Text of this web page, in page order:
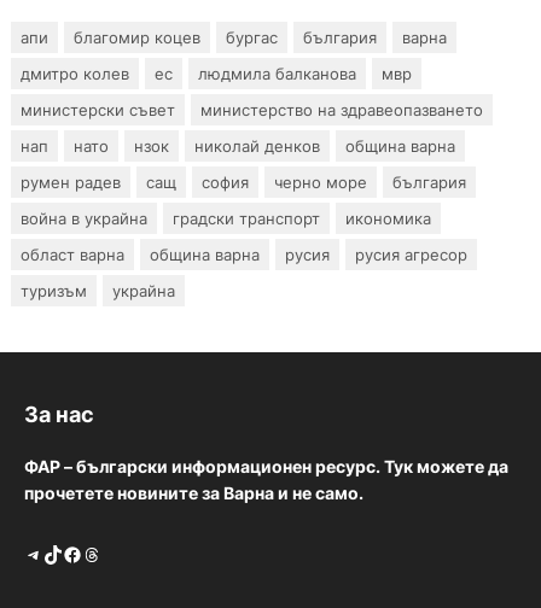
апи благомир коцев бургас българия
варна
дмитро колев
ес людмила балканова
мвр
министерски съвет
министерство на здравеопазването
нап
нато нзок николай денков
община варна
румен радев
сащ софия черно море
българия
война в украйна
градски транспорт
икономика
област варна
община варна русия
русия агресор
туризъм
украйна
За нас
ФАР – български информационен ресурс. Тук можете да
прочетете новините за Варна и не само.
Telegram TikTok Facebook Threads